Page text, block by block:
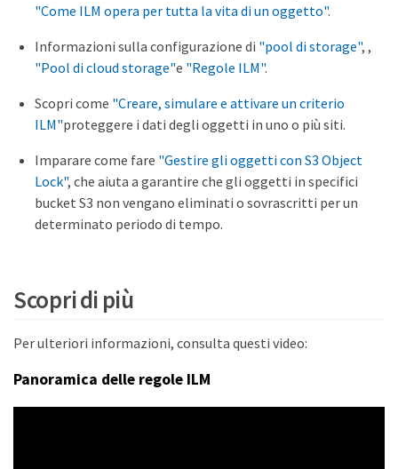
"Come ILM opera per tutta la vita di un oggetto".
Informazioni sulla configurazione di "pool di storage", ,
"Pool di cloud storage"e "Regole ILM".
Scopri come "Creare, simulare e attivare un criterio
ILM"proteggere i dati degli oggetti in uno o più siti.
Imparare come fare "Gestire gli oggetti con S3 Object
Lock", che aiuta a garantire che gli oggetti in specifici
bucket S3 non vengano eliminati o sovrascritti per un
determinato periodo di tempo.
Scopri di più
Per ulteriori informazioni, consulta questi video:
Panoramica delle regole ILM